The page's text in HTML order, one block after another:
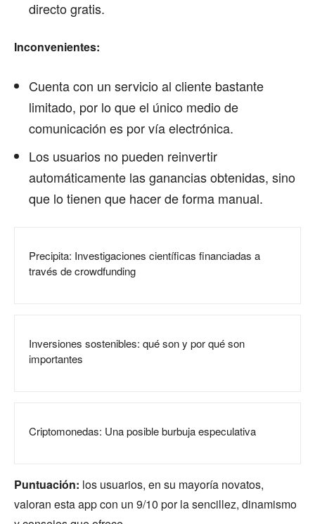
directo gratis.
Inconvenientes:
Cuenta con un servicio al cliente bastante
limitado, por lo que el único medio de
comunicación es por vía electrónica.
Los usuarios no pueden reinvertir
automáticamente las ganancias obtenidas, sino
que lo tienen que hacer de forma manual.
Precipita: Investigaciones científicas financiadas a
través de crowdfunding
Inversiones sostenibles: qué son y por qué son
importantes
Criptomonedas: Una posible burbuja especulativa
Puntuación: los usuarios, en su mayoría novatos,
valoran esta app con un 9/10 por la sencillez, dinamismo